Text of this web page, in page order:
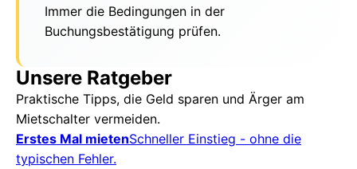
Immer die Bedingungen in der
Buchungsbestätigung prüfen.
Unsere Ratgeber
Praktische Tipps, die Geld sparen und Ärger am
Mietschalter vermeiden.
Erstes Mal mietenSchneller Einstieg - ohne die
typischen Fehler.